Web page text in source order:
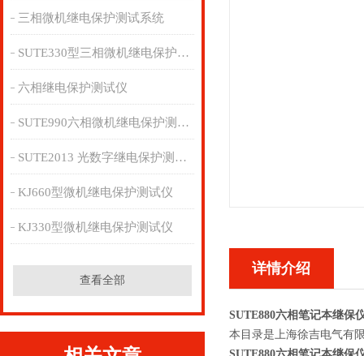
三相微机继电保护测试系统
SUTE330型三相微机继电保护测试仪
六相继电保护测试仪
SUTE990六相微机继电保护测试管理系统
SUTE2013 光数字继电保护测试仪
KJ660型微机继电保护测试仪
KJ330型微机继电保护测试仪
查看全部
详情介绍
SUTE880六相笔记本继保
本目录是上海徐吉电气有